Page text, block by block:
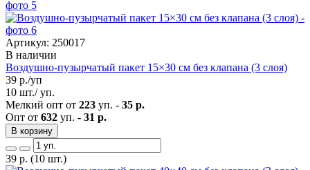
Артикул: 250017
В наличии
Воздушно-пузырчатый пакет 15×30 см без клапана (3 слоя)
39 р./уп
10 шт./ уп.
Мелкий опт от 223 уп. - 35 р.
Опт от 632 уп. - 31 р.
В корзину
39 р. (10 шт.)